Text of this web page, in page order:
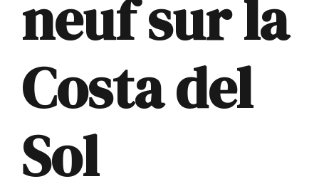
neuf sur la
Costa del
Sol